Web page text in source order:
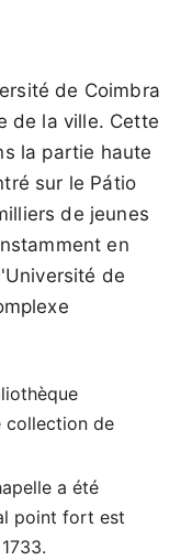
de Coimbra
de la ville. Cette
la partie haute
sur le Pátio
de jeunes
en
de
collection de
a été
point fort est